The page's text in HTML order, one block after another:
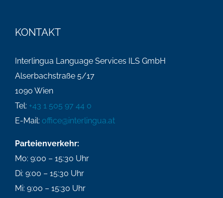
KONTAKT
Interlingua Language Services ILS GmbH
Alserbachstraße 5/17
1090 Wien
Tel: +43 1 505 97 44 0
E-Mail: office@interlingua.at
Parteienverkehr:
Mo: 9:00 – 15:30 Uhr
Di: 9:00 – 15:30 Uhr
Mi: 9:00 – 15:30 Uhr